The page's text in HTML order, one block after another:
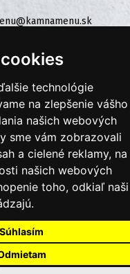
technológie
na zlepšenie vášho
našich webových
sme vám zobrazovali
a cielené reklamy, na
našich webových
toho, odkiaľ naši
Súhlasím
kamnamenu.sk
NÁS
DO ZÁKAZNÍCKEJ ZÓNY
obchodné podmienky
údajov